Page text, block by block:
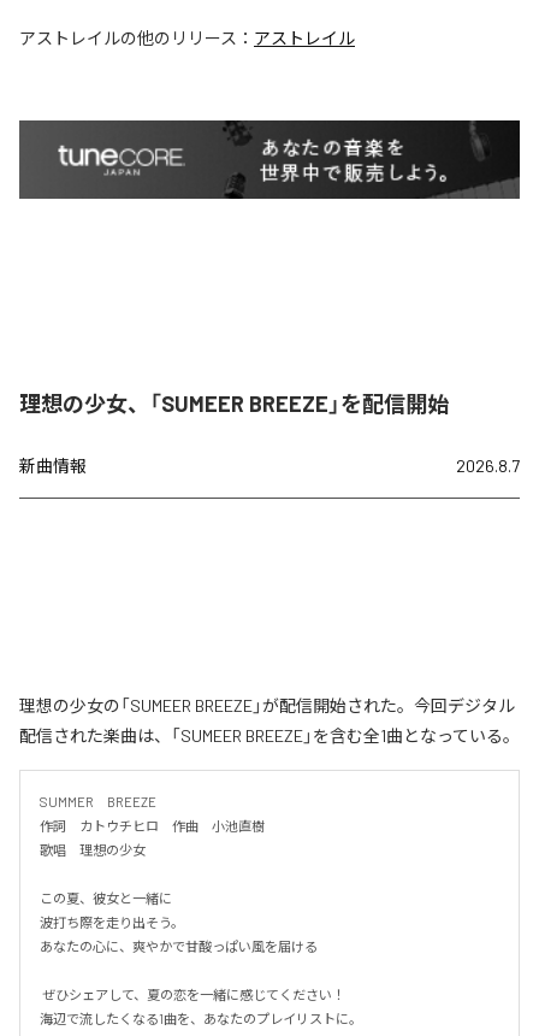
アストレイルの他のリリース： アストレイル
理想の少女、「SUMEER BREEZE」を配信開始
新曲情報 2026.8.7
理想の少女の「SUMEER BREEZE」が配信開始された。今回デジタル
配信された楽曲は、「SUMEER BREEZE」を含む全1曲となっている。
SUMMER　BREEZE
作詞　カトウチヒロ　作曲　小池直樹
歌唱　理想の少女
この夏、彼女と一緒に
波打ち際を走り出そう。
あなたの心に、爽やかで甘酸っぱい風を届ける
海辺で流したくなる1曲を、あなたのプレイリストに。